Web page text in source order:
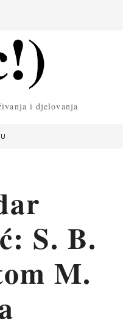
i djelovanja
S. B.
M.